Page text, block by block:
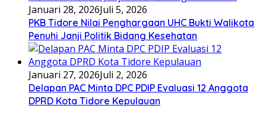
Januari 28, 2026Juli 5, 2026
PKB Tidore Nilai Penghargaan UHC Bukti Walikota
Penuhi Janji Politik Bidang Kesehatan
Januari 27, 2026Juli 2, 2026
Delapan PAC Minta DPC PDIP Evaluasi 12 Anggota
DPRD Kota Tidore Kepulauan